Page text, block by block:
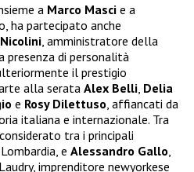
a Marco Masci e a
ha partecipato anche
, amministratore della
presenza di personalità
il prestigio
alla serata Alex Belli Delia
e Rosy Dilettuso , affiancati da
italiana e internazionale. Tra
, considerato tra i principali
e Alessandro Gallo
imprenditore newyorkese